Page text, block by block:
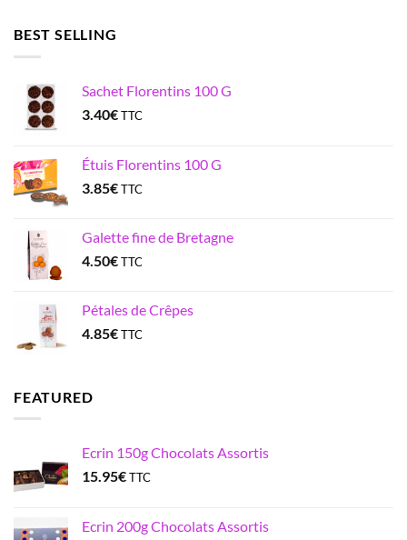
BEST SELLING
Sachet Florentins 100 G
3.40€TTC
Étuis Florentins 100 G
3.85€TTC
Galette fine de Bretagne
4.50€TTC
Pétales de Crêpes
4.85€TTC
FEATURED
Ecrin 150g Chocolats Assortis
15.95€TTC
Ecrin 200g Chocolats Assortis